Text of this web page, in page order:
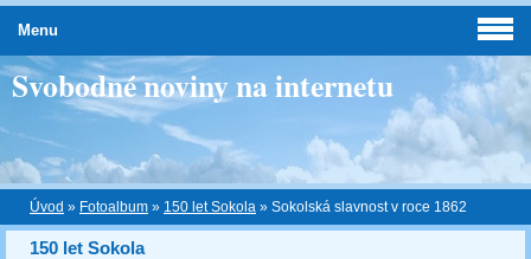
Svobodné noviny na internetu
Úvod » Fotoalbum » 150 let Sokola » Sokolská slavnost v roce 1862
150 let Sokola
Menu